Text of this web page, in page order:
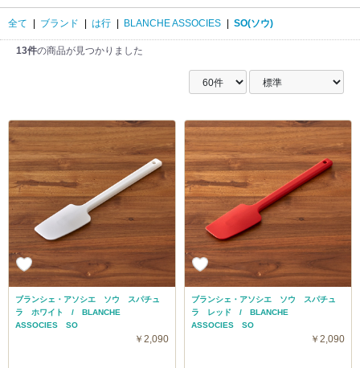
全て | ブランド | は行 | BLANCHE ASSOCIES | SO(ソウ)
13件の商品が見つかりました
ブランシェ・アソシエ ソウ スパチュ
ラ ホワイト / BLANCHE
ASSOCIES SO
￥2,090
ブランシェ・アソシエ ソウ スパチュ
ラ レッド / BLANCHE
ASSOCIES SO
￥2,090